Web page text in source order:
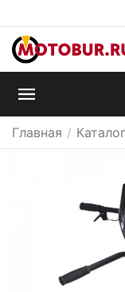
Главная / Каталог